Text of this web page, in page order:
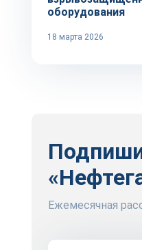
оборудования
18 марта 2026
Ежемесячная